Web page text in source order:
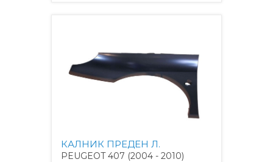
КАЛНИК ПРЕДЕН Л.
PEUGEOT 407 (2004 - 2010)